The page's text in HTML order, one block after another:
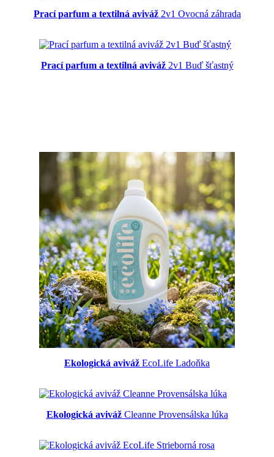
Prací parfum a textilná aviváž2v1 Ovocná záhrada
Prací parfum a textilná aviváž 2v1 Buď šťastný
Ekologická aviváž EcoLife Ladoňka
Ekologická avivážCleanne Provensálska lúka